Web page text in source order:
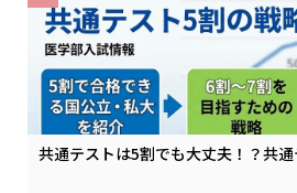
共通テストは5割でも大丈夫！？共通